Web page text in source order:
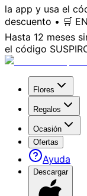
la app y usa el
descuento • 🛒
Hasta 12 meses
el código
Flores
Regalos
Ocasión
Ofertas
Ayuda
Descargar